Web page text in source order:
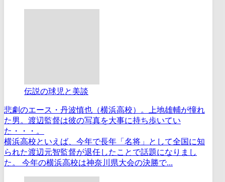
伝説の球児と美談
悲劇のエース・丹波慎也（横浜高校）。上地雄輔が憧れ
た男。渡辺監督は彼の写真を大事に持ち歩いてい
た・・・。
横浜高校といえば、今年で長年「名将」として全国に知
られた渡辺元智監督が退任したことで話題になりまし
た。 今年の横浜高校は神奈川県大会の決勝で...